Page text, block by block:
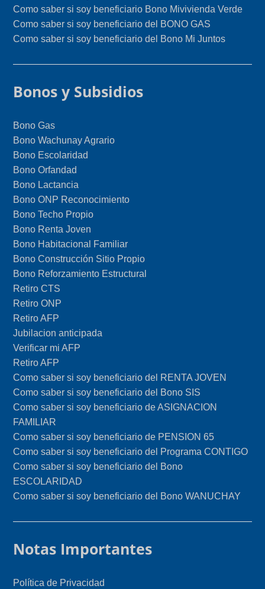
Como saber si soy beneficiario Bono Mivivienda Verde
Como saber si soy beneficiario del BONO GAS
Como saber si soy beneficiario del Bono Mi Juntos
Bonos y Subsidios
Bono Gas
Bono Wachunay Agrario
Bono Escolaridad
Bono Orfandad
Bono Lactancia
Bono ONP Reconocimiento
Bono Techo Propio
Bono Renta Joven
Bono Habitacional Familiar
Bono Construcción Sitio Propio
Bono Reforzamiento Estructural
Retiro CTS
Retiro ONP
Retiro AFP
Jubilacion anticipada
Verificar mi AFP
Retiro AFP
Como saber si soy beneficiario del RENTA JOVEN
Como saber si soy beneficiario del Bono SIS
Como saber si soy beneficiario de ASIGNACION
FAMILIAR
Como saber si soy beneficiario de PENSION 65
Como saber si soy beneficiario del Programa CONTIGO
Como saber si soy beneficiario del Bono
ESCOLARIDAD
Como saber si soy beneficiario del Bono WANUCHAY
Notas Importantes
Política de Privacidad